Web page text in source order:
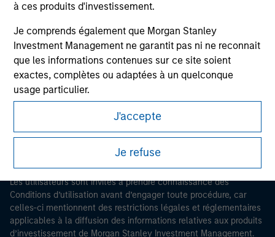
à ces produits d'investissement.
Je comprends également que Morgan Stanley
Investment Management ne garantit pas ni ne reconnait
que les informations contenues sur ce site soient
exactes, complètes ou adaptées à un quelconque
usage particulier.
Morgan Stanley Investment Management impose des
obligations aux professionnels du secteur financier
d’investissement à des fins de blanchiment de capitaux,
des abonnés et la réalisation de vérifications, ainsi que
d'autres contrôles de sécurité pertinents.
Je reconnais qu'aucune entité de Morgan Stanley
J'accepte
Je refuse
Morgan Stanley
Morgan Stanley Careers
Ce document est une communication promotionnelle.
Les utilisateurs sont invités à prendre connaissance des
Conditions d’utilisation avant d’engager toute procédure, car
celles-ci mentionnent des restrictions légales et réglementaires
applicables à la diffusion des informations relatives aux produits
d’investissement de Morgan Stanley Investment Management.